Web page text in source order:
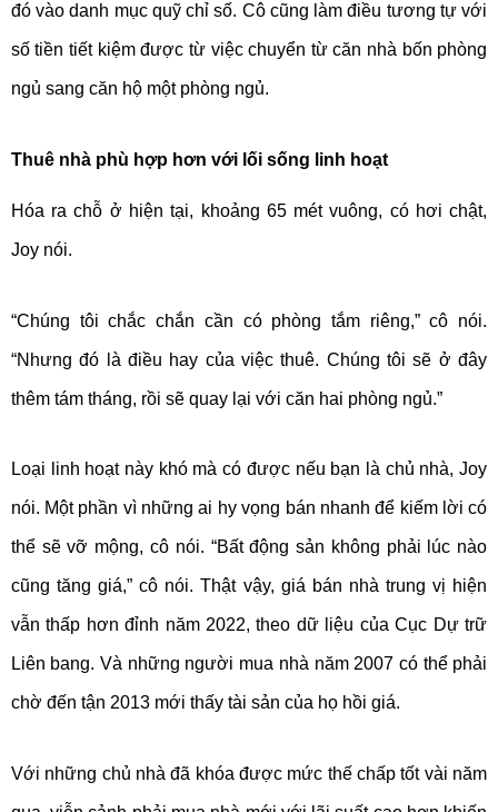
đó vào danh mục quỹ chỉ số. Cô cũng làm điều tương tự với
số tiền tiết kiệm được từ việc chuyển từ căn nhà bốn phòng
ngủ sang căn hộ một phòng ngủ.
Thuê nhà phù hợp hơn với lối sống linh hoạt
Hóa ra chỗ ở hiện tại, khoảng 65 mét vuông, có hơi chật,
Joy nói.
“Chúng tôi chắc chắn cần có phòng tắm riêng,” cô nói.
“Nhưng đó là điều hay của việc thuê. Chúng tôi sẽ ở đây
thêm tám tháng, rồi sẽ quay lại với căn hai phòng ngủ.”
Loại linh hoạt này khó mà có được nếu bạn là chủ nhà, Joy
nói. Một phần vì những ai hy vọng bán nhanh để kiếm lời có
thể sẽ vỡ mộng, cô nói. “Bất động sản không phải lúc nào
cũng tăng giá,” cô nói. Thật vậy, giá bán nhà trung vị hiện
vẫn thấp hơn đỉnh năm 2022, theo dữ liệu của Cục Dự trữ
Liên bang. Và những người mua nhà năm 2007 có thể phải
chờ đến tận 2013 mới thấy tài sản của họ hồi giá.
Với những chủ nhà đã khóa được mức thế chấp tốt vài năm